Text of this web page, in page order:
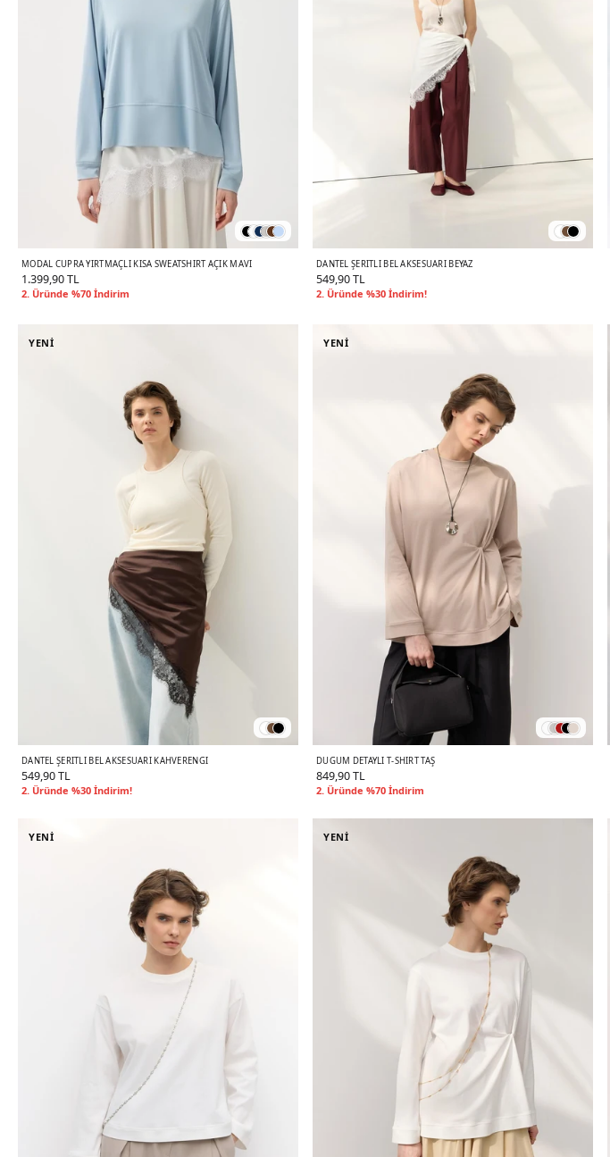
MODAL CUPRA YIRTMAÇLI KISA SWEATSHIRT AÇIK MAVI
1.399,90 TL
2. Üründe %70 İndirim
DANTEL ŞERITLI BEL AKSESUARI BEYAZ
549,90 TL
2. Üründe %30 İndirim!
YENİ
DANTEL ŞERITLI BEL AKSESUARI KAHVERENGI
549,90 TL
2. Üründe %30 İndirim!
YENİ
DÜĞÜM DETAYLI T-SHIRT TAŞ
849,90 TL
2. Üründe %70 İndirim
YENİ YENİ